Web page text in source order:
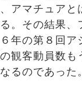
アマチュア
。その結果
年の第８回
観客動員数
るのであった。